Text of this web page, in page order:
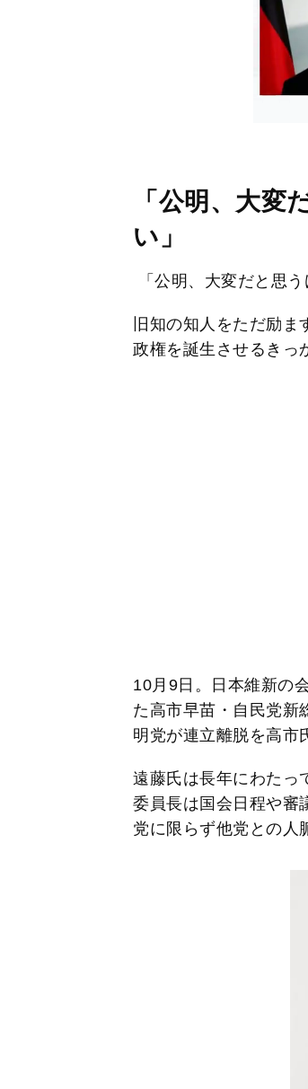
「公明、大変
い」
「公明、大変だと思
旧知の知人をただ励
政権を誕生させるきっ
10月9日。日本維新の
た高市早苗・自民党新
明党が連立離脱を高市
遠藤氏は長年にわたっ
委員長は国会日程や審
党に限らず他党との人